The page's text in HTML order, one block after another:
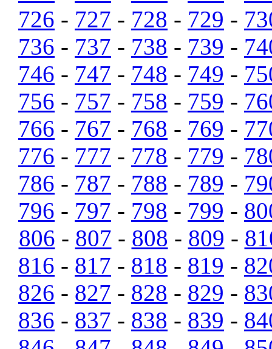
726 - 727 - 728 - 729 -
736 - 737 - 738 - 739 -
746 - 747 - 748 - 749 -
756 - 757 - 758 - 759 -
766 - 767 - 768 - 769 -
776 - 777 - 778 - 779 -
786 - 787 - 788 - 789 -
796 - 797 - 798 - 799 -
806 - 807 - 808 - 809 -
816 - 817 - 818 - 819 -
826 - 827 - 828 - 829 -
836 - 837 - 838 - 839 -